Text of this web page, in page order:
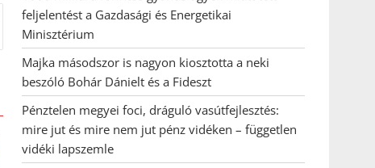
feljelentést a Gazdasági és Energetikai
Minisztérium
Majka másodszor is nagyon kiosztotta a neki
beszóló Bohár Dánielt és a Fideszt
Pénztelen megyei foci, dráguló vasútfejlesztés:
mire jut és mire nem jut pénz vidéken – független
vidéki lapszemle